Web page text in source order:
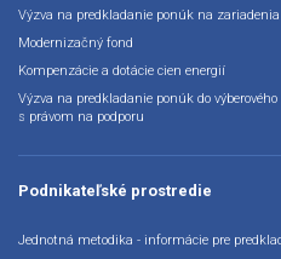
Výzva na predkladanie ponúk na
Modernizačný fond
Kompenzácie a dotácie cien energií
Výzva na predkladanie ponúk do
s právom na podporu
Podnikateľské prostredie
Jednotná metodika - informácie pre